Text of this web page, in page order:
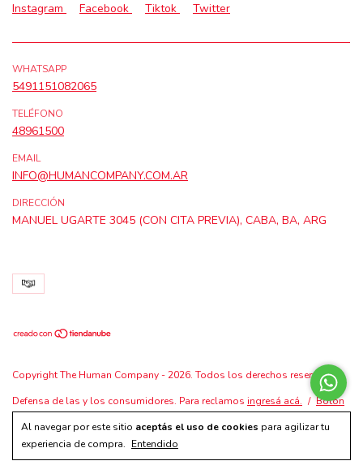
Al navegar por este sitio aceptás el uso de cookies para agilizar tu
experiencia de compra. Entendido
Instagram Facebook Tiktok Twitter
WHATSAPP
5491151082065
TELÉFONO
48961500
EMAIL
INFO@HUMANCOMPANY.COM.AR
DIRECCIÓN
MANUEL UGARTE 3045 (CON CITA PREVIA), CABA, BA, ARG
Copyright The Human Company - 2026. Todos los derechos reservados.
Defensa de las y los consumidores. Para reclamos ingresá acá. / Botón